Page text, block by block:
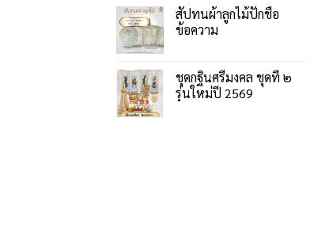
สัปทนผ้าลูกไม้ปักชื่อ
ข้อความ
ชุดกฐินศรีมงคล ชุดที่ ๒
รุ่นใหม่ปี 2569